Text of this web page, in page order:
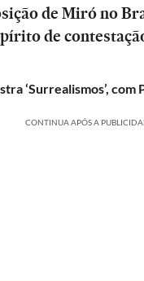
de Miró no
de
‘Surrealismos’,
CONTINUA APÓS A